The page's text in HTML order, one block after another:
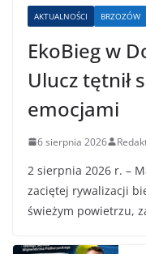
AKTUALNOŚCI BRZOZÓW
EkoBieg w
Ulucz tętnił
emocjami
6 sierpnia 2026
2 sierpnia 2026 r. –
zaciętej rywalizacji
świeżym powietrzu,